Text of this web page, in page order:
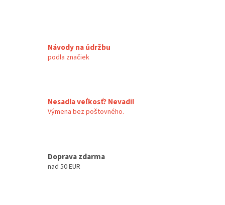
Návody na údržbu
podla značiek
Nesadla veľkosť? Nevadi!
Výmena bez poštovného.
Doprava zdarma
nad 50 EUR